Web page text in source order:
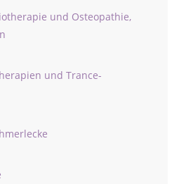
und Osteopathie,
und Trance-